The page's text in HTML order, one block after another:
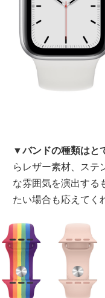
▼バンドの種類はと
らレザー素材、ステ
な雰囲気を演出する
たい場合も応えてく